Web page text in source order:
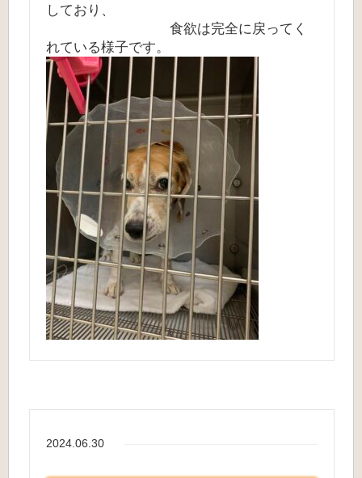
しており、
食欲は完全に戻ってく
れている様子です。
2024.06.30